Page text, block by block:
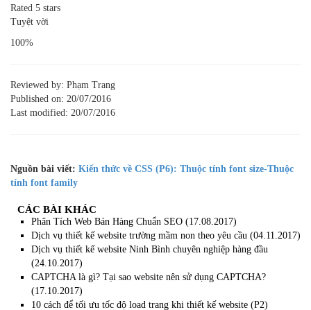
Rated 5 stars
Tuyệt vời
100%
Reviewed by: Phạm Trang
Published on: 20/07/2016
Last modified: 20/07/2016
Nguồn bài viết: Kiến thức về CSS (P6): Thuộc tính font size-Thuộc
tính font family
CÁC BÀI KHÁC
Phân Tích Web Bán Hàng Chuẩn SEO (17.08.2017)
Dịch vụ thiết kế website trường mầm non theo yêu cầu (04.11.2017)
Dịch vụ thiết kế website Ninh Bình chuyên nghiệp hàng đầu
(24.10.2017)
CAPTCHA là gì? Tại sao website nên sử dụng CAPTCHA?
(17.10.2017)
10 cách để tối ưu tốc độ load trang khi thiết kế website (P2)